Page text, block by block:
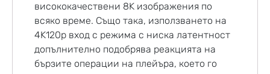
висококачествени 8K изображения по
всяко време. Също така, използването на
4K120p вход с режима с ниска латентност
допълнително подобрява реакцията на
бързите операции на плейъра, което го